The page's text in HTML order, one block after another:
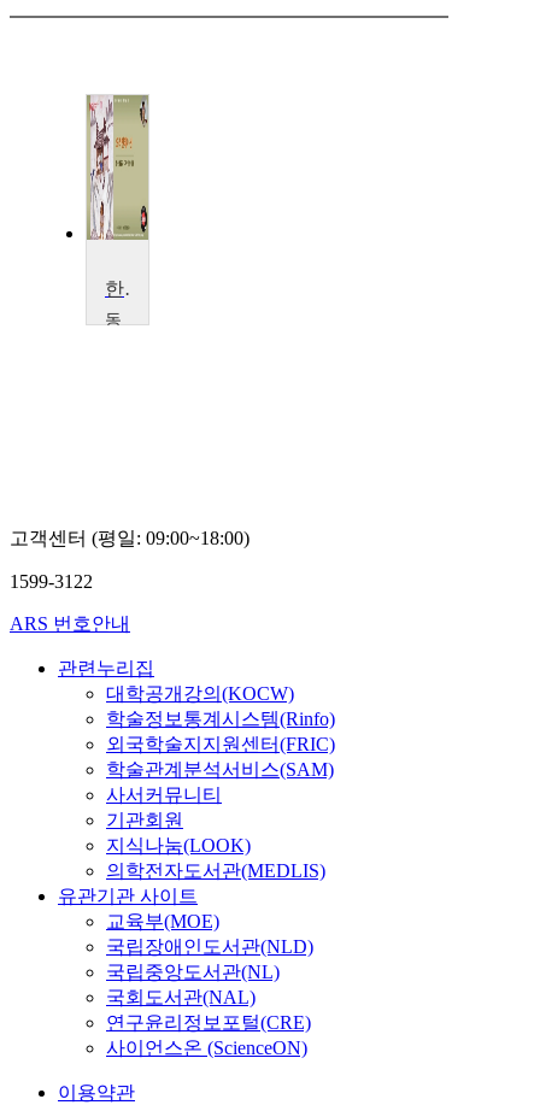
한국예술과 디자인의 이해
동
영,
윤
고객센터 (평일: 09:00~18:00)
1599-3122
ARS 번호안내
관련누리집
대학공개강의(KOCW)
학술정보통계시스템(Rinfo)
외국학술지지원센터(FRIC)
학술관계분석서비스(SAM)
사서커뮤니티
기관회원
지식나눔(LOOK)
의학전자도서관(MEDLIS)
유관기관 사이트
교육부(MOE)
국립장애인도서관(NLD)
국립중앙도서관(NL)
국회도서관(NAL)
연구윤리정보포털(CRE)
사이언스온 (ScienceON)
이용약관